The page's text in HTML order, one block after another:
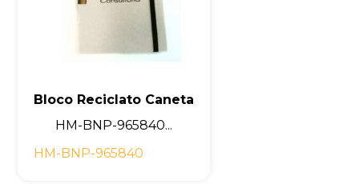
Bloco Reciclato Caneta
HM-BNP-965840...
HM-BNP-965840